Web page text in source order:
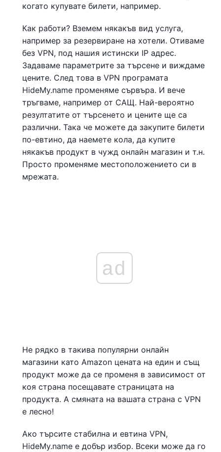
когато купувате билети, например.
Как работи? Вземем някакъв вид услуга,
например за резервиране на хотели. Отиваме
без VPN, под нашия истински IP адрес.
Задаваме параметрите за търсене и виждаме
цените. След това в VPN програмата
HideMy.name променяме сървъра. И вече
тръгваме, например от САЩ. Най-вероятно
резултатите от търсенето и цените ще са
различни. Така че можете да закупите билети
по-евтино, да наемете кола, да купите
някакъв продукт в чужд онлайн магазин и т.н.
Просто променяме местоположението си в
мрежата.
ad
Не рядко в такива популярни онлайн
магазини като Amazon цената на един и същ
продукт може да се променя в зависимост от
коя страна посещавате страницата на
продукта. А смяната на вашата страна с VPN
е лесно!
Ако търсите стабилна и евтина VPN,
HideMy.name е добър избор. Всеки може да го